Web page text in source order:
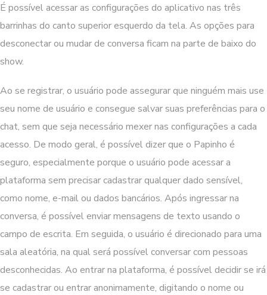
É possível acessar as configurações do aplicativo nas três
barrinhas do canto superior esquerdo da tela. As opções para
desconectar ou mudar de conversa ficam na parte de baixo do
show.
Ao se registrar, o usuário pode assegurar que ninguém mais use
seu nome de usuário e consegue salvar suas preferências para o
chat, sem que seja necessário mexer nas configurações a cada
acesso. De modo geral, é possível dizer que o Papinho é
seguro, especialmente porque o usuário pode acessar a
plataforma sem precisar cadastrar qualquer dado sensível,
como nome, e-mail ou dados bancários. Após ingressar na
conversa, é possível enviar mensagens de texto usando o
campo de escrita. Em seguida, o usuário é direcionado para uma
sala aleatória, na qual será possível conversar com pessoas
desconhecidas. Ao entrar na plataforma, é possível decidir se irá
se cadastrar ou entrar anonimamente, digitando o nome ou